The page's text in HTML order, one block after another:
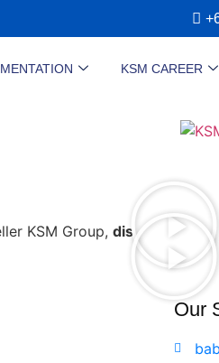
KSM CAREER
Group,diskon 35% +
Our